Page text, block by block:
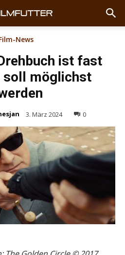
News
ist fast
soll möglichst
3. März 2024 0